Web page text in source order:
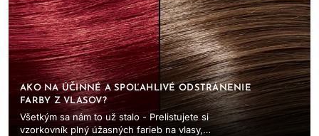
AKO NA ÚČINNÉ A SPOĽAHLIVÉ ODSTRÁNENIE
FARBY Z VLASOV?
Všetkým sa nám to už stalo - Prelistujete si
vzorkovník plný úžasných farieb na vlasy,